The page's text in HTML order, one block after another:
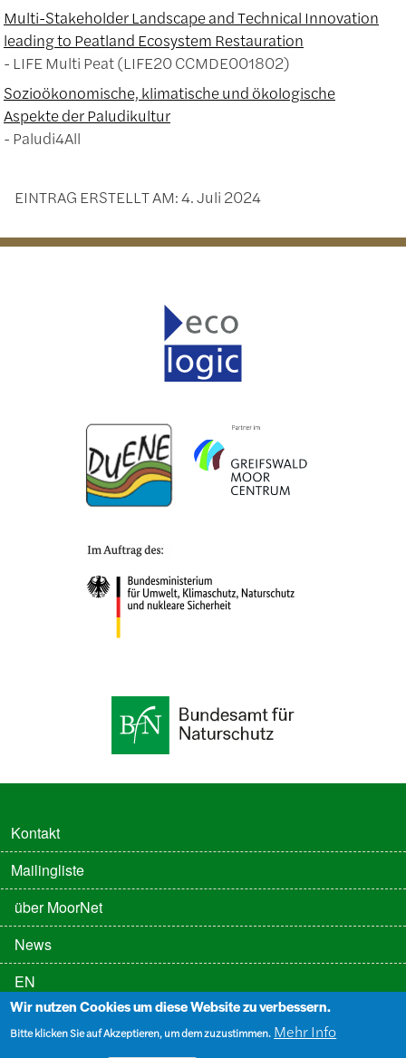
Multi-Stakeholder Landscape and Technical Innovation
leading to Peatland Ecosystem Restauration
LIFE Multi Peat (LIFE20 CCMDE001802)
Sozioökonomische, klimatische und ökologische
Aspekte der Paludikultur
Paludi4All
EINTRAG ERSTELLT AM:4. Juli 2024
Kontakt
Mailingliste
FUSSZEILE 2
über MoorNet
News
EN
FUSSZEILE 3
Datenschutz
Wir nutzen Cookies um diese Website zu verbessern.
Bitte klicken Sie auf Akzeptieren, um dem zuzustimmen. Mehr Info